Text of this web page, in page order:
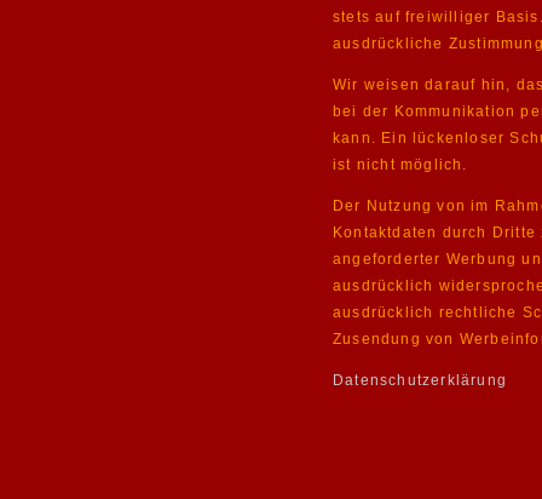
stets auf freiwilliger
ausdrückliche
Wir weisen darauf hin,
bei der Kommunikation
kann. Ein lückenloser
ist nicht möglich.
Der Nutzung von im
Kontaktdaten durch
angeforderter Werbung
ausdrücklich
ausdrücklich rechtliche
Zusendung von
Datenschutzerklärung